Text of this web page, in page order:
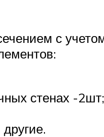
с
стенах -2шт;